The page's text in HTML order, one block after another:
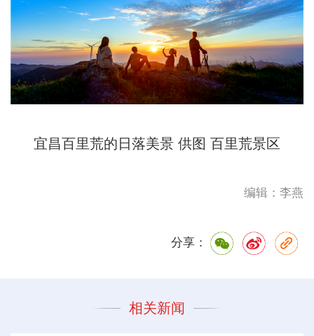
宜昌百里荒的日落美景 供图 百里荒景区
编辑：李燕
分享：
相关新闻